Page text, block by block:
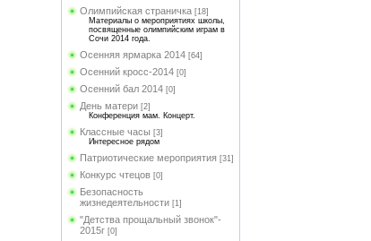
Олимпийская страничка [18]
Материалы о мероприятиях школы,
посвященные олимпийским играм в
Сочи 2014 года.
Осенняя ярмарка 2014 [64]
Осенний кросс-2014 [0]
Осенний бал 2014 [0]
День матери [2]
Конференция мам. Концерт.
Классные часы [3]
Интересное рядом
Патриотические мероприятия [31]
Конкурс чтецов [0]
Безопасность
жизнедеятельности [1]
"Детства прощальный звонок"-
2015г [0]